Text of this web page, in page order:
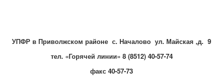
УПФР в Приволжском районе с. Началово ул. Майская ,д. 9
тел. «Горячей линии» 8 (8512) 40-57-74
факс 40-57-73